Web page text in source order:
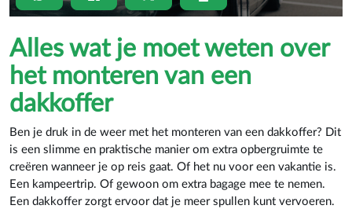
Alles wat je moet weten over
het monteren van een
dakkoffer
Ben je druk in de weer met het monteren van een dakkoffer? Dit
is een slimme en praktische manier om extra opbergruimte te
creëren wanneer je op reis gaat. Of het nu voor een vakantie is.
Een kampeertrip. Of gewoon om extra bagage mee te nemen.
Een dakkoffer zorgt ervoor dat je meer spullen kunt vervoeren.